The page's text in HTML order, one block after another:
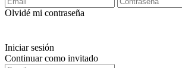
Olvidé mi contraseña
Iniciar sesión
Continuar como invitado